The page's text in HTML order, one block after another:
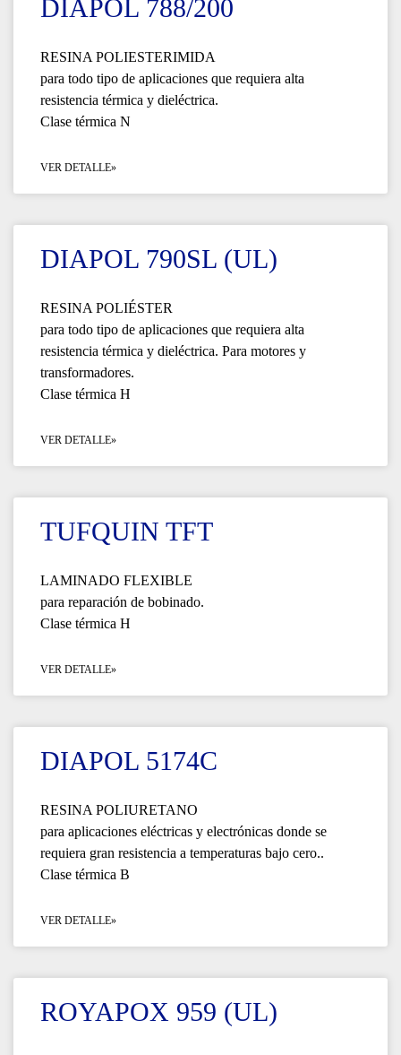
DIAPOL 788/200
RESINA POLIESTERIMIDA
para todo tipo de aplicaciones que requiera alta
resistencia térmica y dieléctrica.
Clase térmica N
VER DETALLE»
DIAPOL 790SL (UL)
RESINA POLIÉSTER
para todo tipo de aplicaciones que requiera alta
resistencia térmica y dieléctrica. Para motores y
transformadores.
Clase térmica H
VER DETALLE»
TUFQUIN TFT
LAMINADO FLEXIBLE
para reparación de bobinado.
Clase térmica H
VER DETALLE»
DIAPOL 5174C
RESINA POLIURETANO
para aplicaciones eléctricas y electrónicas donde se
requiera gran resistencia a temperaturas bajo cero..
Clase térmica B
VER DETALLE»
ROYAPOX 959 (UL)